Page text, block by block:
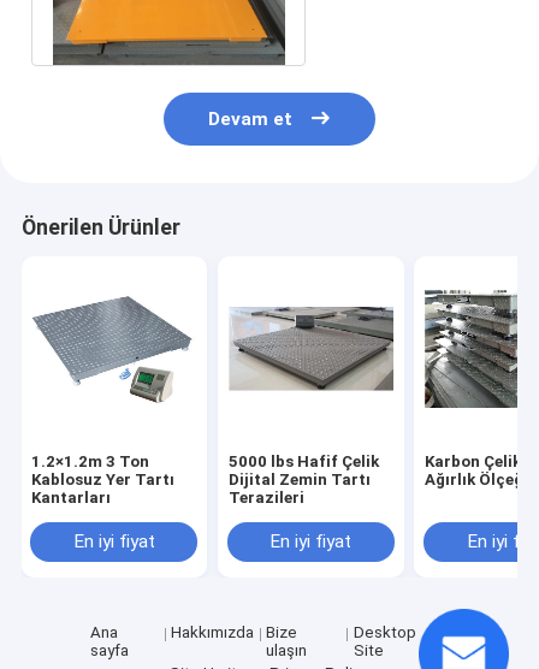
Devam et
Önerilen Ürünler
1.2×1.2m 3 Ton
Kablosuz Yer Tartı
Kantarları
En iyi fiyat
5000 lbs Hafif Çelik
Dijital Zemin Tartı
Terazileri
En iyi fiyat
Karbon Çelik
Ağırlık Ölçeği
En iyi
Ana
sayfa
Hakkımızda
Bize
ulaşın
Desktop
Site